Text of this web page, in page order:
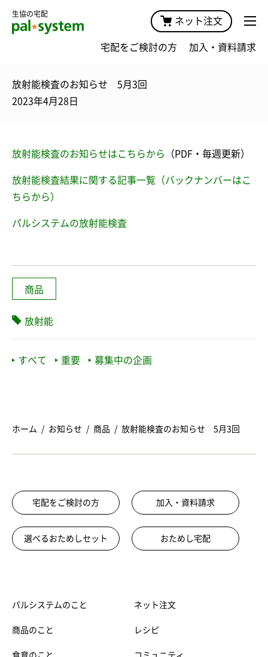
生協の宅配
ネット注文
宅配をご検討の方 加入・資料請求
放射能検査のお知らせ 5月3回
2023年4月28日
放射能検査のお知らせはこちらから （PDF・毎週更新）
放射能検査結果に関する記事一覧（バックナンバーはこ
ちらから）
パルシステムの放射能検査
商品
放射能
すべて 重要 募集中の企画
ホーム お知らせ 商品 放射能検査のお知らせ 5月3回
宅配をご検討の方 加入・資料請求
選べるおためしセット おためし宅配
パルシステムのこと
商品のこと
食育のこと
ネット注文
レシピ
コミュニティ